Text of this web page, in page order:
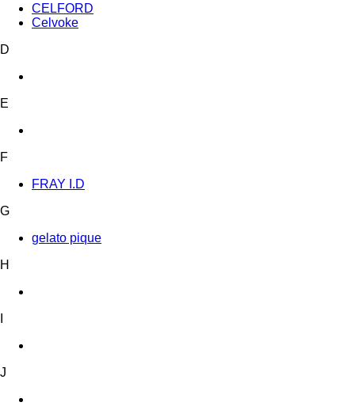
CELFORD
Celvoke
D
E
F
FRAY I.D
G
gelato pique
H
J